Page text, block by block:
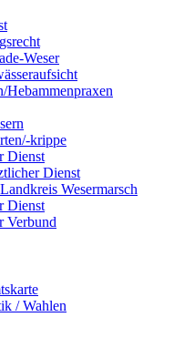
Weser
Hebammenpraxen
krippe
Dienst
Dienst
Wesermarsch
Dienst
Verbund
/ Wahlen